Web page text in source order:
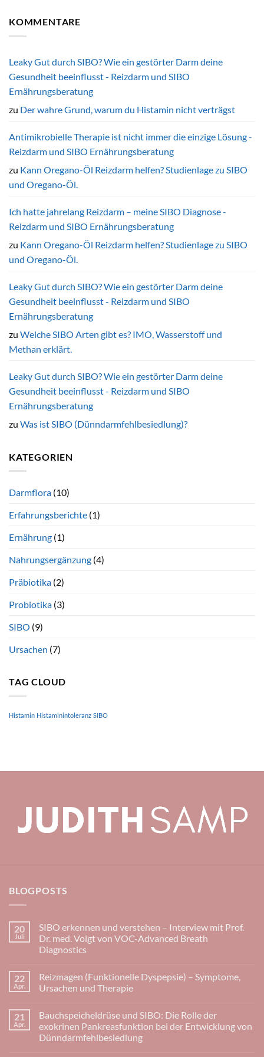
Entwicklung
Zusammenhang
Sauerstoff
Darmdysbiose
–
das
sagt
die
Forschung
KOMMENTARE
Leaky Gut durch SIBO? Wie ein gestörter Darm deine
Gesundheit beeinflusst - Reizdarm und SIBO
Ernährungsberatung
zu Der wahre Grund, warum du Histamin nicht verträgst
Antimikrobielle Therapie ist nicht immer die einzige Lösung -
Reizdarm und SIBO Ernährungsberatung
zu Kann Oregano-Öl Reizdarm helfen? Studienlage zu SIBO
und Oregano-Öl.
Ich hatte jahrelang Reizdarm – meine SIBO Diagnose -
Reizdarm und SIBO Ernährungsberatung
zu Kann Oregano-Öl Reizdarm helfen? Studienlage zu SIBO
und Oregano-Öl.
Leaky Gut durch SIBO? Wie ein gestörter Darm deine
Gesundheit beeinflusst - Reizdarm und SIBO
Ernährungsberatung
zu Welche SIBO Arten gibt es? IMO, Wasserstoff und
Methan erklärt.
Leaky Gut durch SIBO? Wie ein gestörter Darm deine
Gesundheit beeinflusst - Reizdarm und SIBO
Ernährungsberatung
zu Was ist SIBO (Dünndarmfehlbesiedlung)?
KATEGORIEN
Darmflora (10)
Erfahrungsberichte (1)
Ernährung (1)
Nahrungsergänzung (4)
Präbiotika (2)
Probiotika (3)
SIBO (9)
Ursachen (7)
TAG CLOUD
Histamin Histaminintoleranz SIBO
BLOGPOSTS
20
Juli
SIBO erkennen und verstehen – Interview mit Prof.
Dr. med. Voigt von VOC-Advanced Breath
Diagnostics
zu
SIBO
erkennen
–
Interview
mit
Prof.
22
Apr.
Reizmagen (Funktionelle Dyspepsie) – Symptome,
Ursachen und Therapie
zu
Reizmagen
(Funktionelle
Dyspepsie)
21
Apr.
Bauchspeicheldrüse und SIBO: Die Rolle der
exokrinen Pankreasfunktion bei der Entwicklung von
Dünndarmfehlbesiedlung